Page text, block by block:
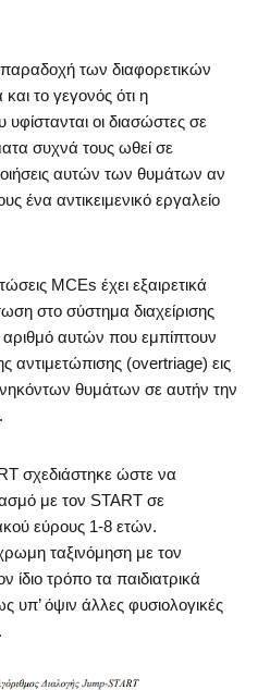
των διαφορετικών
το γεγονός ότι η
οι διασώστες σε
συχνά τους ωθεί σε
αυτών των θυμάτων αν
ένα αντικειμενικό εργαλείο
MCEs έχει εξαιρετικά
στο σύστημα διαχείρισης
αυτών που εμπίπτουν
αντιμετώπισης (overtriage) εις
θυμάτων σε αυτήν την
σχεδιάστηκε ώστε να
με τον START σε
εύρους 1-8 ετών.
ταξινόμηση με τον
ίδιο τρόπο τα παιδιατρικά
όψιν άλλες φυσιολογικές